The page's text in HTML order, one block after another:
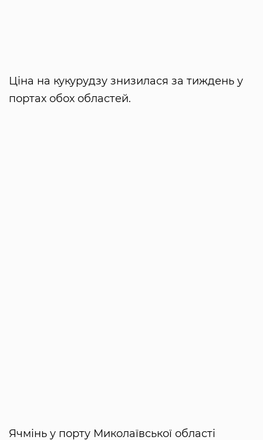
Ціна на кукурудзу знизилася за тиждень у
портах обох областей.
Ячмінь у порту Миколаївської області